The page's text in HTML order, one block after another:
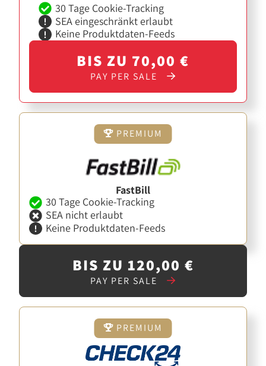
30 Tage Cookie-Tracking
SEA eingeschränkt erlaubt
Keine Produktdaten-Feeds
BIS ZU 70,00 €
PAY PER SALE
PREMIUM
FastBill
30 Tage Cookie-Tracking
SEA nicht erlaubt
Keine Produktdaten-Feeds
BIS ZU 120,00 €
PAY PER SALE
PREMIUM